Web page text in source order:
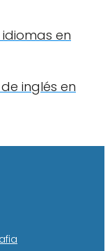
en
inglés en